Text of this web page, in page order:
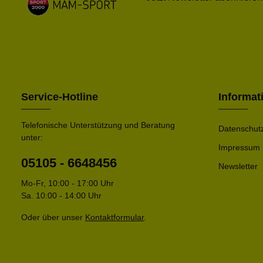
Service-Hotline
Telefonische Unterstützung und Beratung
unter:
05105 - 6648456
Mo-Fr, 10:00 - 17:00 Uhr
Sa. 10:00 - 14:00 Uhr
Oder über unser Kontaktformular.
Impressum
Newsletter